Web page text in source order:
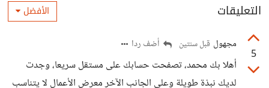
التعليقات الأفضل
5
مجهول قبل سنتين أضف ردا
أهلا بك محمد، تصفحت حسابك على مستقل سريعا، وجدت
لديك نبذة طويلة وعلى الجانب الآخر معرض الأعمال لا يتناسب